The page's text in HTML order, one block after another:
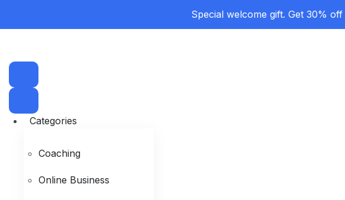
Special welcome gift. Get 30%
Categories
Coaching
Online Business